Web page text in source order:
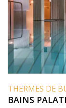
THERMES DE
BAINS